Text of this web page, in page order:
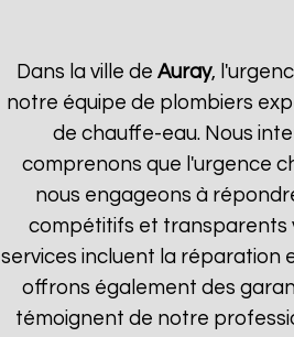
Dans la ville de Auray,
notre équipe de plombiers
de chauffe-eau. Nous
comprenons que l'urgence
nous engageons à
compétitifs et transparents
services incluent la réparation
offrons également des
témoignent de notre